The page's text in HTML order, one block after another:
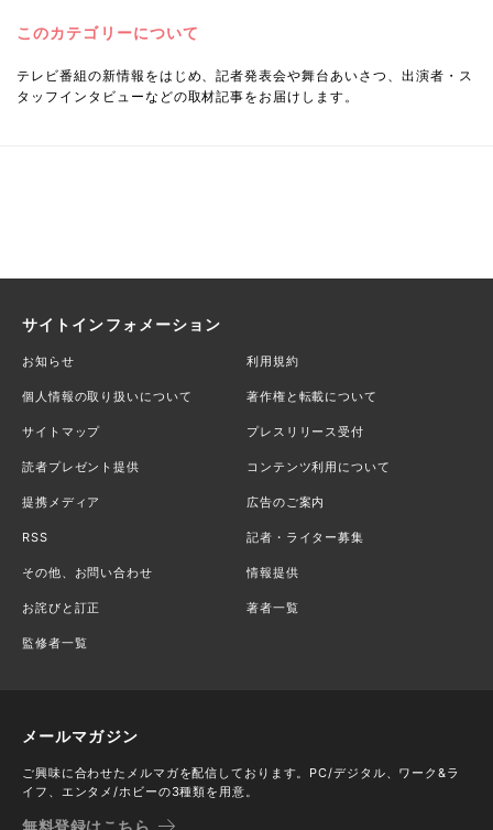
このカテゴリーについて
テレビ番組の新情報をはじめ、記者発表会や舞台あいさつ、出演者・ス
タッフインタビューなどの取材記事をお届けします。
サイトインフォメーション
お知らせ 利用規約
個人情報の取り扱いについて 著作権と転載について
サイトマップ プレスリリース受付
読者プレゼント提供 コンテンツ利用について
提携メディア 広告のご案内
RSS 記者・ライター募集
その他、お問い合わせ 情報提供
お詫びと訂正 著者一覧
監修者一覧
メールマガジン
ご興味に合わせたメルマガを配信しております。PC/デジタル、ワーク&ラ
イフ、エンタメ/ホビーの3種類を用意。
無料登録はこちら